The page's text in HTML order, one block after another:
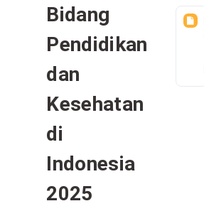
Bidang
Pendidikan
dan
Kesehatan
di
Indonesia
2025